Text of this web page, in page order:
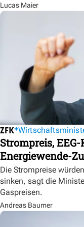
Lucas Maier
Strompreis,
Energiewende-
Die Strompreise
sinken, sagt die
Gaspreisen.
Andreas Baumer